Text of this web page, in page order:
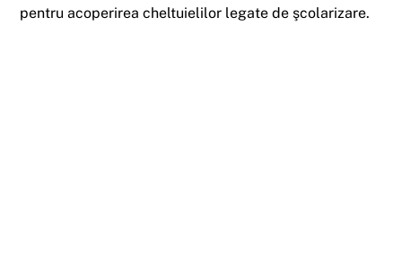
pentru acoperirea cheltuielilor legate de şcolarizare.